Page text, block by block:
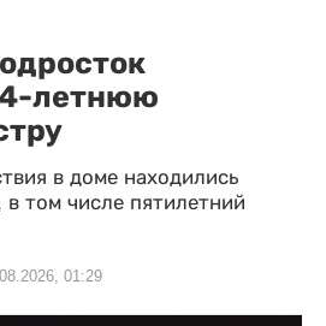
летнюю
в доме находились
в том числе пятилетний
01:29